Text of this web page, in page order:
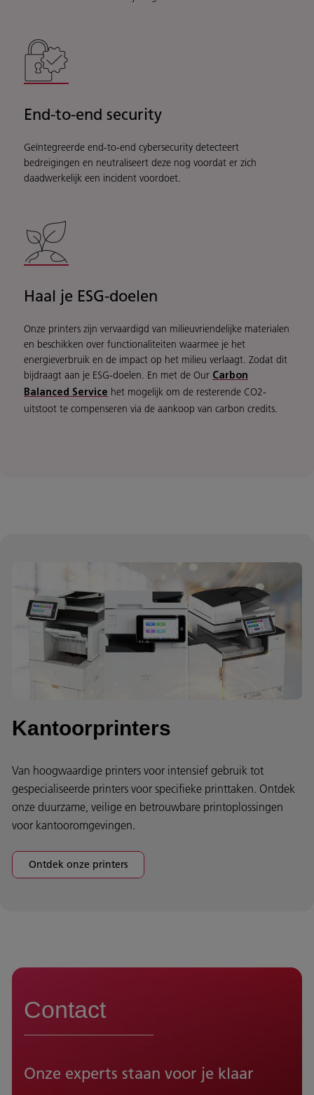
End-to-end security
Geïntegreerde end-to-end cybersecurity detecteert
bedreigingen en neutraliseert deze nog voordat er zich
daadwerkelijk een incident voordoet.
Haal je ESG-doelen
Onze printers zijn vervaardigd van milieuvriendelijke materialen
en beschikken over functionaliteiten waarmee je het
energieverbruik en de impact op het milieu verlaagt. Zodat dit
bijdraagt aan je ESG-doelen. En met de Our Carbon
Balanced Service het mogelijk om de resterende CO2-
uitstoot te compenseren via de aankoop van carbon credits.
Kantoorprinters
Van hoogwaardige printers voor intensief gebruik tot
gespecialiseerde printers voor specifieke printtaken. Ontdek
onze duurzame, veilige en betrouwbare printoplossingen
voor kantooromgevingen.
Ontdek onze printers
Contact
Onze experts staan voor je klaar